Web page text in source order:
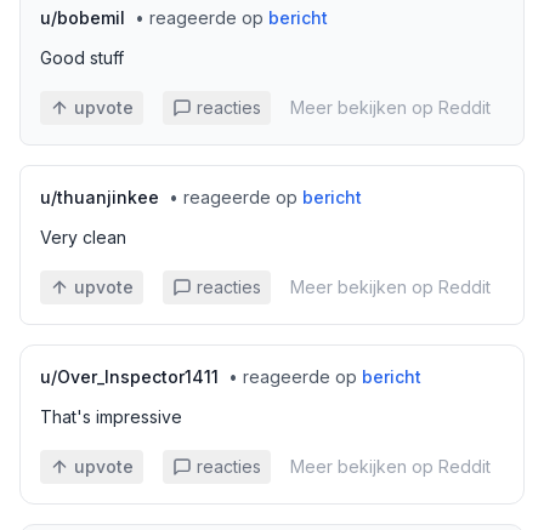
u/bobemil • reageerde op bericht
Good stuff
upvote reacties Meer bekijken op Reddit
u/thuanjinkee • reageerde op bericht
Very clean
upvote reacties Meer bekijken op Reddit
u/Over_Inspector1411 • reageerde op bericht
That's impressive
upvote reacties Meer bekijken op Reddit